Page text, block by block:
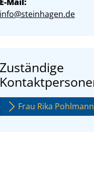
info@steinhagen.de
Zuständige
Frau Rika Pohlmann